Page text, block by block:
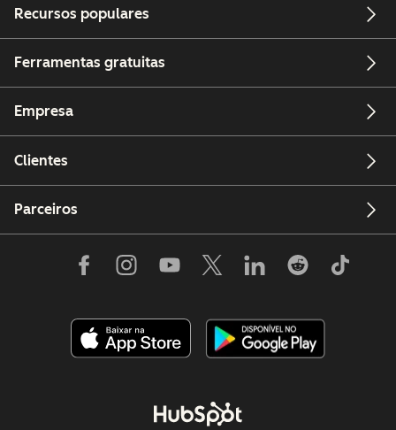
Recursos populares
Ferramentas gratuitas
Empresa
Clientes
Parceiros